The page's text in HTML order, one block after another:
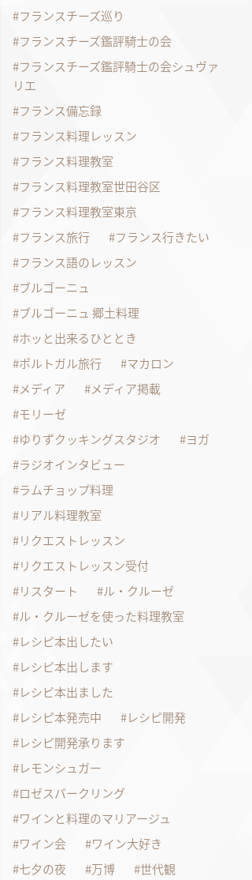
フランスチーズ巡り
フランスチーズ鑑評騎士の会
フランスチーズ鑑評騎士の会シュヴァ
リエ
フランス備忘録
フランス料理レッスン
フランス料理教室
フランス料理教室世田谷区
フランス料理教室東京
フランス旅行
フランス行きたい
フランス語のレッスン
ブルゴーニュ
ブルゴーニュ 郷土料理
ホッと出来るひととき
ポルトガル旅行
マカロン
メディア
メディア掲載
モリーゼ
ゆりずクッキングスタジオ
ヨガ
ラジオインタビュー
ラムチョップ料理
リアル料理教室
リクエストレッスン
リクエストレッスン受付
リスタート
ル・クルーゼ
ル・クルーゼを使った料理教室
レシピ本出したい
レシピ本出します
レシピ本出ました
レシピ本発売中
レシピ開発
レシピ開発承ります
レモンシュガー
ロゼスパークリング
ワインと料理のマリアージュ
ワイン会
ワイン大好き
七夕の夜
万博
世代観